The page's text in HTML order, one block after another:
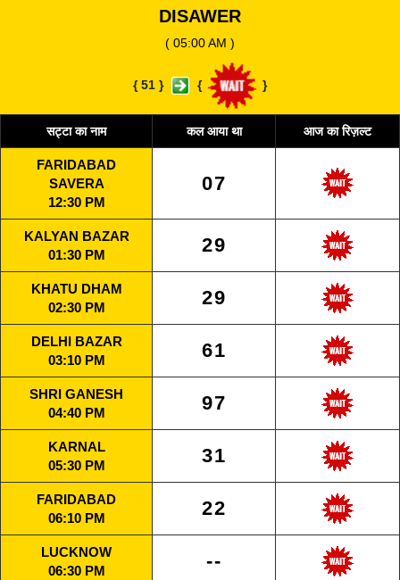
DISAWER
( 05:00 AM )
{51 } { }
सट्टा का नाम कल आया था आज का रिज़ल्ट
FARIDABAD
SAVERA
12:30 PM
07
KALYAN BAZAR
01:30 PM
29
KHATU DHAM
02:30 PM
29
DELHI BAZAR
03:10 PM
61
SHRI GANESH
04:40 PM
97
KARNAL
05:30 PM
31
FARIDABAD
06:10 PM
22
LUCKNOW
06:30 PM
--